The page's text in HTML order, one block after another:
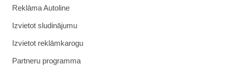
Reklāma Autoline
Izvietot sludinājumu
Izvietot reklāmkarogu
Partneru programma